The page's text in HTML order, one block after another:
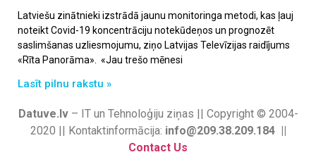
Latviešu zinātnieki izstrādā jaunu monitoringa metodi, kas ļauj
noteikt Covid-19 koncentrāciju notekūdeņos un prognozēt
saslimšanas uzliesmojumu, ziņo Latvijas Televīzijas raidījums
«Rīta Panorāma». «Jau trešo mēnesi
Lasīt pilnu rakstu »
Datuve.lv– IT un Tehnoloģiju ziņas || Copyright © 2004-
2020 || Kontaktinformācija: info@209.38.209.184 ||
Contact Us